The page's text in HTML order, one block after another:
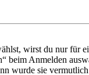
wirst du nur für
beim Anmelden
wurde sie